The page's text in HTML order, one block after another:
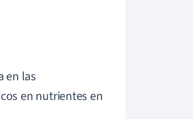
en las
en nutrientes en